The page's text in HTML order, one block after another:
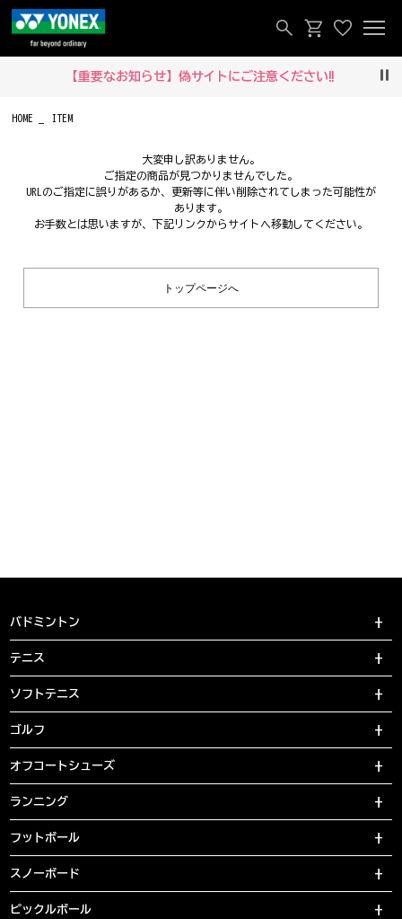
【重要なお知らせ】偽サイトにご注意ください‼
HOME ITEM
大変申し訳ありません。
ご指定の商品が見つかりませんでした。
URLのご指定に誤りがあるか、更新等に伴い削除されてしまった可能性が
あります。
お手数とは思いますが、下記リンクからサイトへ移動してください。
トップページへ
バドミントン
テニス
ソフトテニス
ゴルフ
オフコートシューズ
ランニング
フットボール
スノーボード
ピックルボール